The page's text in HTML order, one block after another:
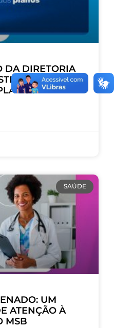
DA DIRETORIA
APLICADOS
SAÚDE
UM
ATENÇÃO À
MSB